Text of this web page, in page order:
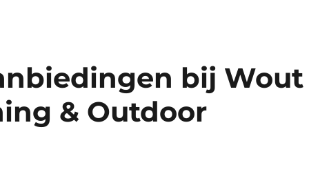
bij Wout
& Outdoor